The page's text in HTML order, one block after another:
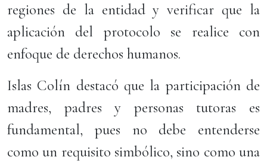
regiones de la entidad y verificar que la
aplicación del protocolo se realice con
enfoque de derechos humanos.
Islas Colín destacó que la participación de
madres, padres y personas tutoras es
fundamental, pues no debe entenderse
como un requisito simbólico, sino como una